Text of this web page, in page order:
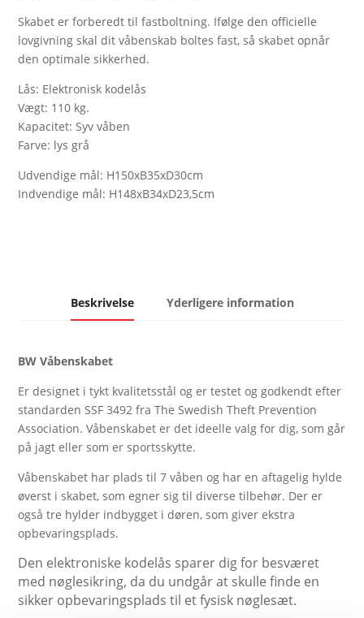
Skabet er forberedt til fastboltning. Ifølge den officielle
lovgivning skal dit våbenskab boltes fast, så skabet opnår
den optimale sikkerhed.
Lås: Elektronisk kodelås
Vægt: 110 kg.
Kapacitet: Syv våben
Farve: lys grå
Udvendige mål: H150xB35xD30cm
Indvendige mål: H148xB34xD23,5cm
Beskrivelse Yderligere information
BW Våbenskabet
Er designet i tykt kvalitetsstål og er testet og godkendt efter
standarden SSF 3492 fra The Swedish Theft Prevention
Association. Våbenskabet er det ideelle valg for dig, som går
på jagt eller som er sportsskytte.
Våbenskabet har plads til 7 våben og har en aftagelig hylde
øverst i skabet, som egner sig til diverse tilbehør. Der er
også tre hylder indbygget i døren, som giver ekstra
opbevaringsplads.
Den elektroniske kodelås sparer dig for besværet
med nøglesikring, da du undgår at skulle finde en
sikker opbevaringsplads til et fysisk nøglesæt.